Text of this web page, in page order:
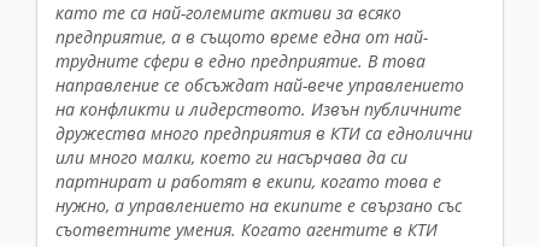
като те са най-големите активи за всяко
предприятие, а в същото време една от най-
трудните сфери в едно предприятие. В това
направление се обсъждат най-вече управлението
на конфликти и лидерството. Извън публичните
дружества много предприятия в КТИ са еднолични
или много малки, което ги насърчава да си
партнират и работят в екипи, когато това е
нужно, а управлението на екипите е свързано със
съответните умения. Когато агентите в КТИ